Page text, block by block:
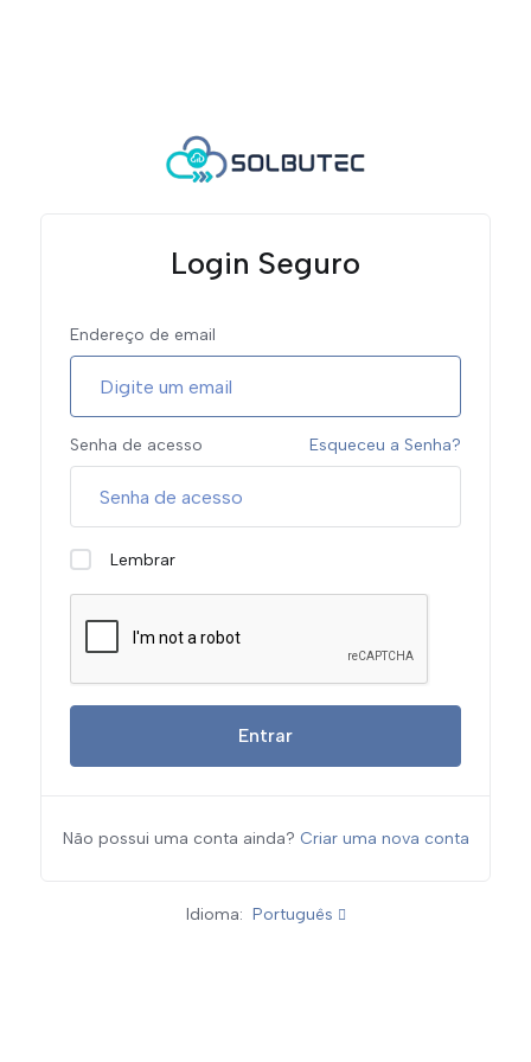
Login Seguro
Endereço de email
Senha de acesso Esqueceu a Senha?
Lembrar
Entrar
Não possui uma conta ainda? Criar uma nova conta
Idioma: Português